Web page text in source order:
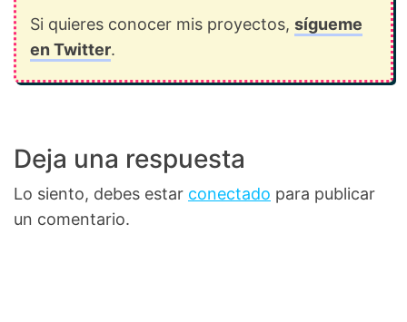
Si quieres conocer mis proyectos, sígueme
en Twitter.
Deja una respuesta
Lo siento, debes estar conectado para publicar
un comentario.